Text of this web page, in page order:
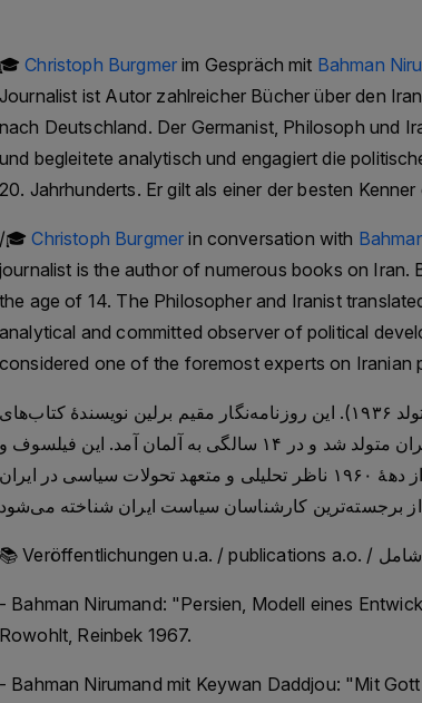
Committee of the Red
IKRK Genf
#roteskreuz
Follow us & Subsribe to
Archive Podcast - Go
Help us to keep Audio
🎓Christoph Burgmer im Gespräch mit Bahman
Journalist ist Autor zahlreicher Bücher über den
nach Deutschland. Der Germanist, Philosoph und
und begleitete analytisch und engagiert die
20. Jahrhunderts. Er gilt als einer der besten
/🎓Christoph Burgmer in conversation with
journalist is the author of numerous books on Iran.
the age of 14. The Philosopher and Iranist
analytical and committed observer of political
considered one of the foremost experts on Iranian
(متولد ۱۹۳۶). این روزنامه‌نگار مقیم برلین نویسندهٔ کتاب‌های
متعددی دربارهٔ ایران است. او در سال ۱۹۳۶ در تهران متولد شد و در ۱۴ سالگی به آلمان آمد. این فیلسوف و
ایران‌شناس ادبیات فارسی را به آلمانی ترجمه کرده و از دههٔ ۱۹۶۰ ناظر تحلیلی و متعهد تحولات سیاسی در ایران
- Bahman Nirumand: "Persien, Modell eines
Rowohlt, Reinbek 1967.
- Bahman Nirumand mit Keywan Daddjou: "Mit